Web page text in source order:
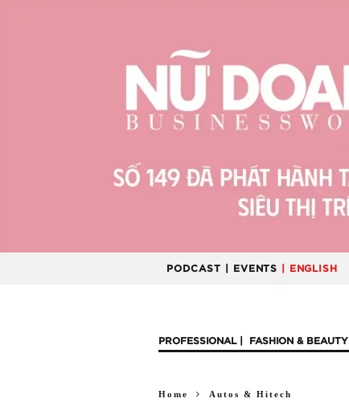
PODCAST | EVENTS | ENGLISH
PROFESSIONAL FASHION & BEAUTY
Home Autos & Hitech